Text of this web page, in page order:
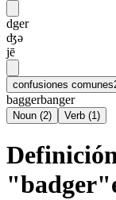
dger
ʤə
jē
confusiones comunes
baggerbanger
Noun (2) Verb (1)